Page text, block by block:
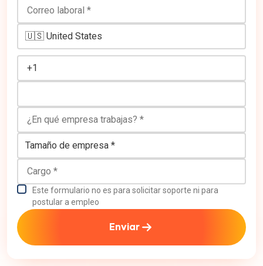
Correo laboral
Número de teléfono
¿En qué empresa trabajas?
Tamaño de empresa
Cargo
Este formulario no es para solicitar soporte ni para
postular a empleo
Enviar